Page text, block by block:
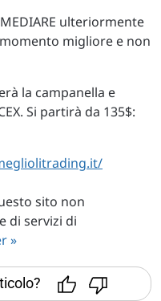
ulteriormente
migliore e non
la campanella e
Si partirà da 135$:
sito non
di servizi di
»